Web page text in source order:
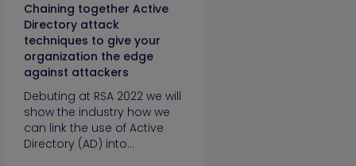
Chaining together Active
Directory attack
techniques to give your
organization the edge
against attackers
Debuting at RSA 2022 we will
show the industry how we
can link the use of Active
Directory (AD) into…